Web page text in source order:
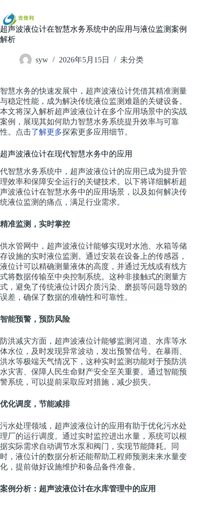
过
内
容
超声波液位计在智慧水务系统中的应用与液位监测案例
解析
syw 2026年5月15日 未分类
智慧水务的快速发展中，超声波液位计凭借其精准测量
与稳定性能，成为解决传统液位监测难题的关键设备。
本文将深入解析超声波液位计在多个应用场景中的实战
案例，展现其如何助力智慧水务系统提升效率与可靠
性。点击了解更多探索更多应用细节。
超声波液位计在现代智慧水务中的应用
代智慧水务系统中，超声波液位计的应用已成为提升管
理效率和保障安全运行的关键技术。以下将详细解析超
声波液位计在智慧水务中的应用场景，以及如何解决传
统液位监测的痛点，满足行业需求。
精准监测，实时掌控
供水管网中，超声波液位计能够实现对水池、水箱等储
存设施的实时液位监测。通过安装在设备上的传感器，
液位计可以精确测量液体的高度，并通过无线或有线方
式将数据传输至中央控制系统。这种非接触式的测量方
式，避免了传统液位计因介质污染、磨损等问题导致的
误差，确保了数据的准确性和可靠性。
智能预警，预防风险
防洪减灾方面，超声波液位计能够监测河道、水库等水
体水位，及时发现异常波动，发出预警信号。在暴雨、
洪水等极端天气情况下，这种实时监测功能对于预防洪
水灾害、保障人民生命财产安全至关重要。通过智能预
警系统，可以提前采取应对措施，减少损失。
优化调度，节能减排
污水处理领域，超声波液位计的应用有助于优化污水处
理厂的运行调度。通过实时监控进出水量，系统可以根
据实际需求自动调节水泵和阀门，实现节能降耗。同
时，液位计的数据分析还能帮助工程师预测未来水量变
化，提前做好设施维护和备品备件准备。
案例分析：超声波液位计在水库管理中的应用